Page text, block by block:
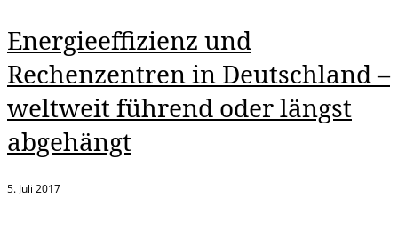
Energieeffizienz und
Rechenzentren in Deutschland –
weltweit führend oder längst
abgehängt
5. Juli 2017